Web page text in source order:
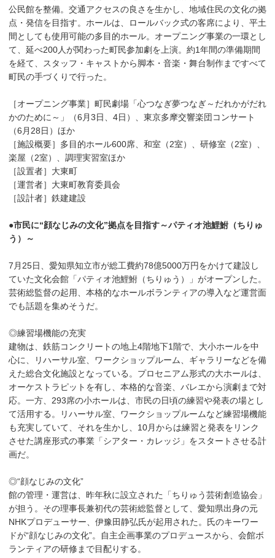
公民館を整備。交通アクセスの良さを生かし、地域住民の文化の拠
点・発信を目指す。ホールは、ロールバック式の客席により、平土
間としても使用可能の多目的ホール。オープニング事業の一環とし
て、延べ200人が関わった町民参加劇を上演。約1年間の準備期間
を経て、スタッフ・キャストから脚本・音楽・舞台制作まですべて
町民の手づくりで行った。
［オープニング事業］町民劇場「心つなぎ夢つなぎ～だれかがだれ
かのために～」（6月3日、4日）、東京多摩交響楽団コンサート
（6月28日）ほか
［施設概要］多目的ホール600席、和室（2室）、研修室（2室）、
楽屋（2室）、調理実習室ほか
［設置者］大東町
［運営者］大東町教育委員会
［設計者］鉄建建設
●市民に“顔なじみの文化”拠点を目指す～パティオ池鯉鮒（ちりゅ
う）～
7月25日、愛知県知立市が総工費約78億5000万円をかけて建設し
ていた文化会館「パティオ池鯉鮒（ちりゅう）」がオープンした。
芸術総監督の起用、本格的なホールボランティアの導入など運営面
でも話題を集めそうだ。
◎練習場機能の充実
建物は、鉄筋コンクリートの地上4階地下1階で、大小ホールを中
心に、リハーサル室、ワークショップルーム、ギャラリーなどを備
えた総合文化施設となっている。プロセニアム形式の大ホールは、
オーケストラピットを有し、本格的な音楽、バレエから演劇まで対
応。一方、293席の小ホールは、市民の日頃の練習や発表の場とし
て活用する。リハーサル室、ワークショップルームなど練習場機能
も充実していて、それを生かし、10月からは練習と発表をリンク
させた講座形式の事業「シアター・カレッジ」をスタートさせる計
画だ。
◎“顔なじみの文化”
館の管理・運営は、昨年秋に設立された「ちりゅう芸術創造協会」
が担う。その理事長兼初代の芸術総監督として、愛知県出身の元
NHKプロデューサー、伊豫田静弘氏が起用された。氏のキーワー
ドが“顔なじみの文化”。自主企画事業のプロデュースから、会館ボ
ランティアの研修まで目配りする。